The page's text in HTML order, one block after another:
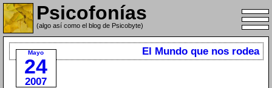
Psicofonías
(algo así como el blog de Psicobyte)
Mayo
24
2007
El Mundo que nos rodea